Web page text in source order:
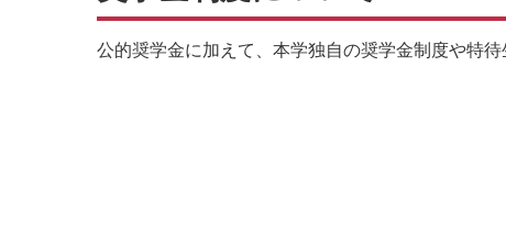
公的奨学金に加えて、本学独自の奨学金制度や特